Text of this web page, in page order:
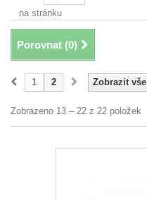
na stránku
Porovnat (0)
Zobrazit vše
1 2
Zobrazeno 13 – 22 z 22 položek